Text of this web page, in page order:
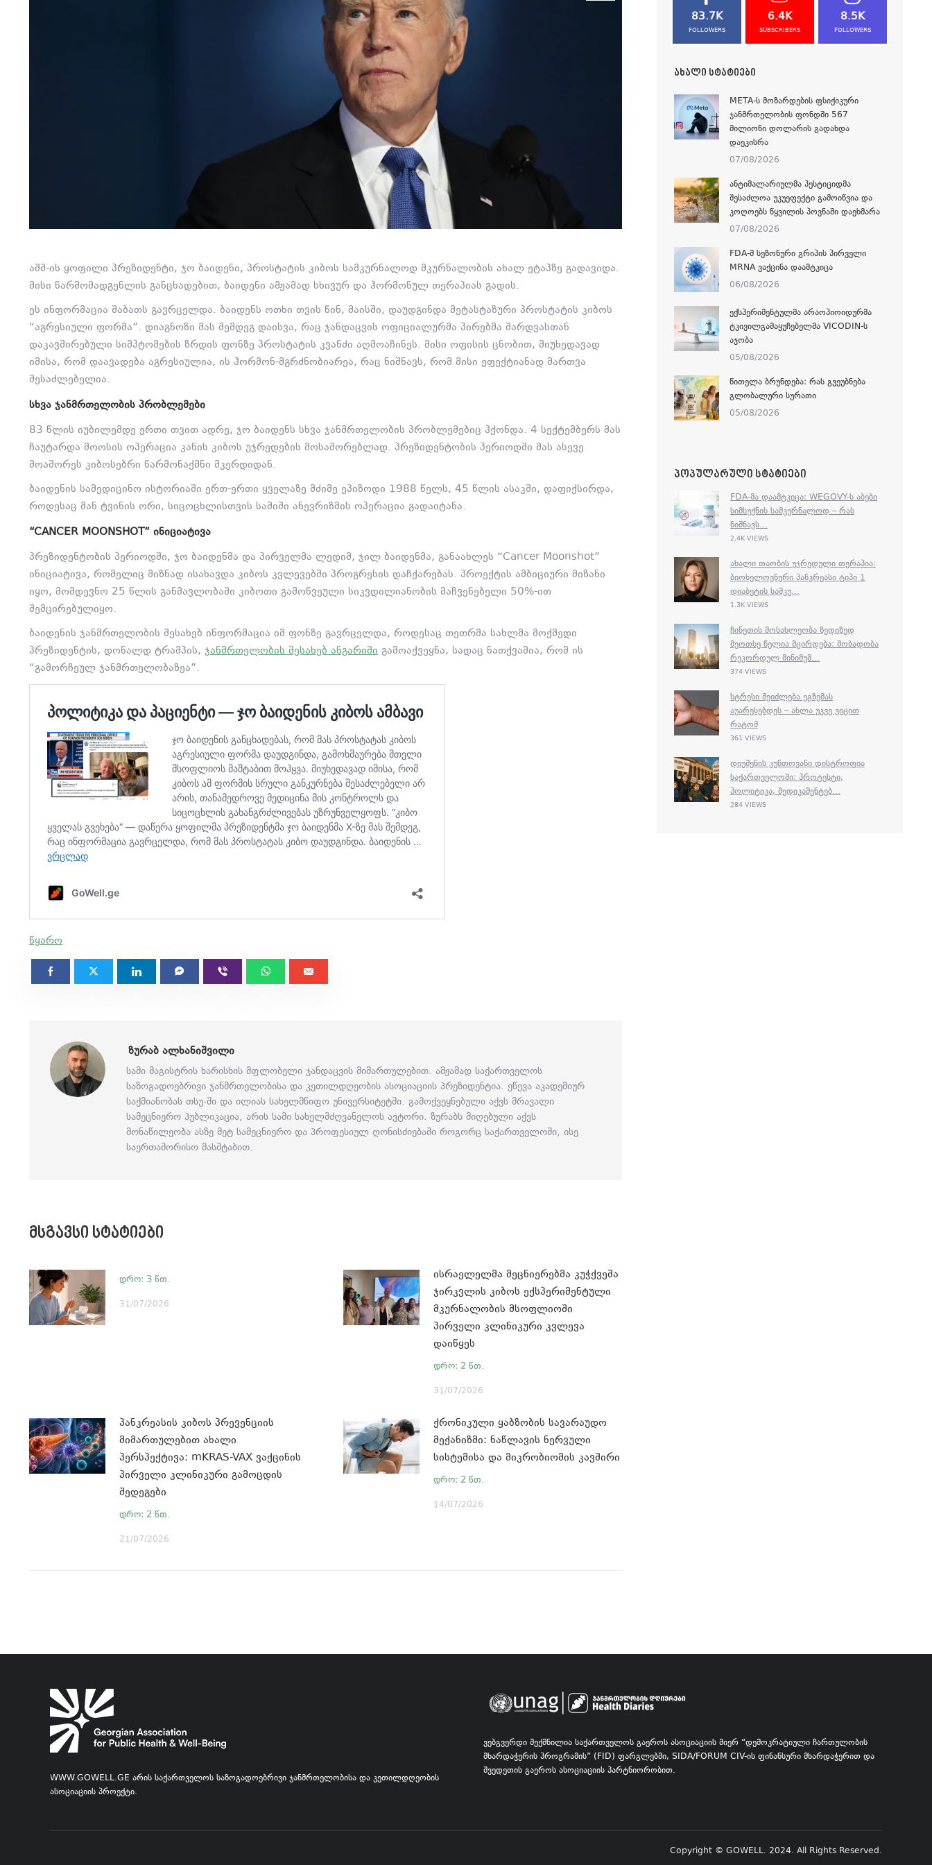
აშშ-ის ყოფილი პრეზიდენტი, ჯო ბაიდენი, პროსტატის კიბოს სამკურნალოდ მკურნალობის ახალ ეტაპზე გადავიდა.
მისი წარმომადგენლის განცხადებით, ბაიდენი ამჟამად სხივურ და ჰორმონულ თერაპიას გადის.
ეს ინფორმაცია შაბათს გავრცელდა. ბაიდენს ოთხი თვის წინ, მაისში, დაუდგინდა მეტასტაზური პროსტატის კიბოს
“აგრესიული ფორმა”. დიაგნოზი მას შემდეგ დაისვა, რაც ჯანდაცვის ოფიციალურმა პირებმა შარდვასთან
დაკავშირებული სიმპტომების ზრდის ფონზე პროსტატის კვანძი აღმოაჩინეს. მისი ოფისის ცნობით, მიუხედავად
იმისა, რომ დაავადება აგრესიულია, ის ჰორმონ-მგრძნობიარეა, რაც ნიშნავს, რომ მისი ეფექტიანად მართვა
შესაძლებელია.
ᲡᲮᲕᲐ ᲯᲐᲜᲛᲠᲗᲔᲚᲝᲑᲘᲡ ᲞᲠᲝᲑᲚᲔᲛᲔᲑᲘ
83 წლის იუბილემდე ერთი თვით ადრე, ჯო ბაიდენს სხვა ჯანმრთელობის პრობლემებიც ჰქონდა. 4 სექტემბერს მას
ჩაუტარდა მოოსის ოპერაცია კანის კიბოს უჯრედების მოსაშორებლად. პრეზიდენტობის პერიოდში მას ასევე
მოაშორეს კიბოსებრი წარმონაქმნი მკერდიდან.
ბაიდენის სამედიცინო ისტორიაში ერთ-ერთი ყველაზე მძიმე ეპიზოდი 1988 წელს, 45 წლის ასაკში, დაფიქსირდა,
როდესაც მან ტვინის ორი, სიცოცხლისთვის საშიში ანევრიზმის ოპერაცია გადაიტანა.
“CANCER MOONSHOT” ᲘᲜᲘᲪᲘᲐᲢᲘᲕᲐ
პრეზიდენტობის პერიოდში, ჯო ბაიდენმა და პირველმა ლედიმ, ჯილ ბაიდენმა, განაახლეს “Cancer Moonshot”
ინიციატივა, რომელიც მიზნად ისახავდა კიბოს კვლევებში პროგრესის დაჩქარებას. პროექტის ამბიციური მიზანი
იყო, მომდევნო 25 წლის განმავლობაში კიბოთი გამოწვეული სიკვდილიანობის მაჩვენებელი 50%-ით
შემცირებულიყო.
ბაიდენის ჯანმრთელობის შესახებ ინფორმაცია იმ ფონზე გავრცელდა, როდესაც თეთრმა სახლმა მოქმედი
პრეზიდენტის, დონალდ ტრამპის, ჯანმრთელობის შესახებ ანგარიში გამოაქვეყნა, სადაც ნათქვამია, რომ ის
“გამორჩეულ ჯანმრთელობაზეა”.
წყარო
ᲖᲣᲠᲐᲑ ᲐᲚᲮᲐᲜᲘᲨᲕᲘᲚᲘ
სამი მაგისტრის ხარისხის მფლობელი ჯანდაცვის მიმართულებით. ამჟამად საქართველოს
საზოგადოებრივი ჯანმრთელობისა და კეთილდღეობის ასოციაციის პრეზიდენტია. ეწევა აკადემიურ
საქმიანობას თსუ-ში და ილიას სახელმწიფო უნივერსიტეტში. გამოქვეყნებული აქვს მრავალი
სამეცნიერო პუბლიკაცია, არის სამი სახელმძღვანელოს ავტორი. ზურაბს მიღებული აქვს
მონაწილეობა ასზე მეტ სამეცნიერო და პროფესიულ ღონისძიებაში როგორც საქართველოში, ისე
საერთაშორისო მასშტაბით.
ᲛᲡᲒᲐᲕᲡᲘ ᲡᲢᲐᲢᲘᲔᲑᲘ
31/07/2026
ისრაელელმა მეცნიერებმა კუჭქვეშა
ჯირკვლის კიბოს ექსპერიმენტული
მკურნალობის მსოფლიოში
პირველი კლინიკური კვლევა
დაიწყეს
31/07/2026
პანკრეასის კიბოს პრევენციის
მიმართულებით ახალი
პერსპექტივა: mKRAS-VAX ვაქცინის
პირველი კლინიკური გამოცდის
შედეგები
21/07/2026
ქრონიკული ყაბზობის სავარაუდო
მექანიზმი: ნაწლავის ნერვული
სისტემისა და მიკრობიომის კავშირი
14/07/2026
83.7K
FOLLOWERS
6.4K
SUBSCRIBERS
8.5K
FOLLOWERS
ᲐᲮᲐᲚᲘ ᲡᲢᲐᲢᲘᲔᲑᲘ
META-Ს ᲛᲝᲖᲐᲠᲓᲔᲑᲘᲡ ᲤᲡᲘᲥᲘᲙᲣᲠᲘ
ᲯᲐᲜᲛᲠᲗᲔᲚᲝᲑᲘᲡ ᲤᲝᲜᲓᲨᲘ 567
ᲛᲘᲚᲘᲝᲜᲘ ᲓᲝᲚᲐᲠᲘᲡ ᲒᲐᲓᲐᲮᲓᲐ
ᲓᲐᲔᲙᲘᲡᲠᲐ
07/08/2026
ᲐᲜᲢᲘᲛᲐᲚᲐᲠᲘᲣᲚᲛᲐ ᲞᲔᲡᲢᲘᲪᲘᲓᲛᲐ
ᲨᲔᲡᲐᲫᲚᲝᲐ ᲣᲙᲣᲔᲤᲔᲥᲢᲘ ᲒᲐᲛᲝᲘᲬᲕᲘᲐ ᲓᲐ
ᲙᲝᲦᲝᲔᲑᲡ ᲬᲧᲕᲘᲚᲘᲡ ᲞᲝᲕᲜᲐᲨᲘ ᲓᲐᲔᲮᲛᲐᲠᲐ
07/08/2026
FDA-Მ ᲡᲔᲖᲝᲜᲣᲠᲘ ᲒᲠᲘᲞᲘᲡ ᲞᲘᲠᲕᲔᲚᲘ
MRNA ᲕᲐᲥᲪᲘᲜᲐ ᲓᲐᲐᲛᲢᲙᲘᲪᲐ
06/08/2026
ᲔᲥᲡᲞᲔᲠᲘᲛᲔᲜᲢᲣᲚᲛᲐ ᲐᲠᲐᲝᲞᲘᲝᲘᲓᲣᲠᲛᲐ
ᲢᲙᲘᲕᲘᲚᲒᲐᲛᲐᲧᲣᲩᲔᲑᲔᲚᲛᲐ VICODIN-Ს
ᲐᲯᲝᲑᲐ
05/08/2026
ᲬᲘᲗᲔᲚᲐ ᲑᲠᲣᲜᲓᲔᲑᲐ: ᲠᲐᲡ ᲒᲕᲔᲣᲑᲜᲔᲑᲐ
ᲒᲚᲝᲑᲐᲚᲣᲠᲘ ᲡᲣᲠᲐᲗᲘ
05/08/2026
ᲞᲝᲞᲣᲚᲐᲠᲣᲚᲘ ᲡᲢᲐᲢᲘᲔᲑᲘ
FDA-ᲛᲐ ᲓᲐᲐᲛᲢᲙᲘᲪᲐ: WEGOVY-Ს ᲐᲑᲔᲑᲘ
ᲡᲘᲛᲡᲣᲥᲜᲘᲡ ᲡᲐᲛᲙᲣᲠᲜᲐᲚᲝᲓ – ᲠᲐᲡ
ᲜᲘᲨᲜᲐᲕᲡ...
2.4K VIEWS
ᲐᲮᲐᲚᲘ ᲗᲐᲝᲑᲘᲡ ᲣᲯᲠᲔᲓᲣᲚᲘ ᲗᲔᲠᲐᲞᲘᲐ:
ᲑᲘᲝᲮᲔᲚᲝᲕᲜᲣᲠᲘ ᲞᲐᲜᲙᲠᲔᲐᲡᲘ ᲢᲘᲞᲘ 1
ᲓᲘᲐᲑᲔᲢᲘᲡ ᲡᲐᲛᲙᲣ...
1.3K VIEWS
ᲩᲘᲜᲔᲗᲘᲡ ᲛᲝᲡᲐᲮᲚᲔᲝᲑᲐ ᲖᲔᲓᲘᲖᲔᲓ
ᲛᲔᲝᲗᲮᲔ ᲬᲔᲚᲘᲐ ᲛᲪᲘᲠᲓᲔᲑᲐ: ᲨᲝᲑᲐᲓᲝᲑᲐ
ᲠᲔᲙᲝᲠᲓᲣᲚ ᲛᲘᲜᲘᲛᲣᲛ...
374 VIEWS
ᲡᲢᲠᲔᲡᲘ ᲨᲔᲘᲫᲚᲔᲑᲐ ᲔᲒᲖᲔᲛᲐᲡ
ᲐᲣᲐᲠᲔᲡᲔᲑᲓᲔᲡ – ᲐᲮᲚᲐ ᲣᲙᲕᲔ ᲕᲘᲪᲘᲗ
ᲠᲐᲢᲝᲛ
361 VIEWS
ᲓᲘᲣᲨᲔᲜᲘᲡ ᲙᲣᲜᲗᲝᲕᲐᲜᲘ ᲓᲘᲡᲢᲠᲝᲤᲘᲐ
ᲡᲐᲥᲐᲠᲗᲕᲔᲚᲝᲨᲘ: ᲞᲠᲝᲢᲔᲡᲢᲘ,
ᲞᲝᲚᲘᲢᲘᲙᲐ, ᲛᲔᲓᲘᲙᲐᲛᲔᲜᲢᲔᲑ...
284 VIEWS
WWW.GOWELL.GE ᲐᲠᲘᲡ ᲡᲐᲥᲐᲠᲗᲕᲔᲚᲝᲡ ᲡᲐᲖᲝᲒᲐᲓᲝᲔᲑᲠᲘᲕᲘ ᲯᲐᲜᲛᲠᲗᲔᲚᲝᲑᲘᲡᲐ ᲓᲐ ᲙᲔᲗᲘᲚᲓᲦᲔᲝᲑᲘᲡ
ᲐᲡᲝᲪᲘᲐᲪᲘᲘᲡ ᲞᲠᲝᲔᲥᲢᲘ.
ᲕᲔᲑᲒᲕᲔᲠᲓᲘ ᲨᲔᲥᲛᲜᲘᲚᲘᲐ ᲡᲐᲥᲐᲠᲗᲕᲔᲚᲝᲡ ᲒᲐᲔᲠᲝᲡ ᲐᲡᲝᲪᲘᲐᲪᲘᲘᲡ ᲛᲘᲔᲠ “ᲓᲔᲛᲝᲙᲠᲐᲢᲘᲣᲚᲘ ᲩᲐᲠᲗᲣᲚᲝᲑᲘᲡ
ᲛᲮᲐᲠᲓᲐᲭᲔᲠᲘᲡ ᲞᲠᲝᲒᲠᲐᲛᲘᲡ” (FID) ᲤᲐᲠᲒᲚᲔᲑᲨᲘ, SIDA/FORUM CIV-ᲘᲡ ᲤᲘᲜᲐᲜᲡᲣᲠᲘ ᲛᲮᲐᲠᲓᲐᲭᲔᲠᲘᲗ ᲓᲐ
ᲨᲕᲔᲓᲔᲗᲘᲡ ᲒᲐᲔᲠᲝᲡ ᲐᲡᲝᲪᲘᲐᲪᲘᲘᲡ ᲞᲐᲠᲢᲜᲘᲝᲠᲝᲑᲘᲗ.
Copyright © GOWELL. 2024. All Rights Reserved.